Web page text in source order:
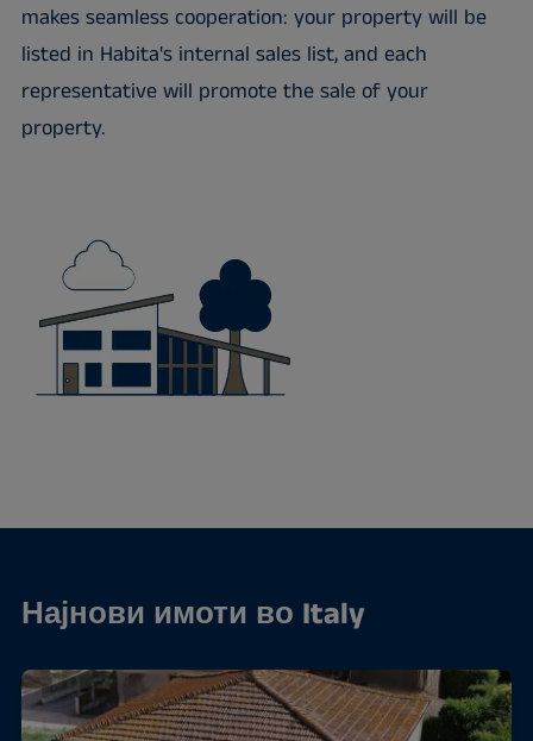
makes seamless cooperation: your property will be
listed in Habita's internal sales list, and each
representative will promote the sale of your
property.
Најнови имоти во Italy